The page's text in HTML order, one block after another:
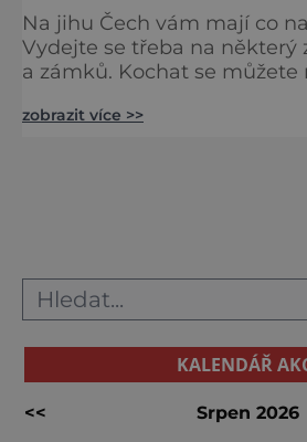
Na jihu Čech vám mají co
Vydejte se třeba na některý
a zámků. Kochat se můžete
Romantika na Hluboké Zámek Hluboká
zobrazit více >>
KALENDÁŘ
<< Srpen 2026